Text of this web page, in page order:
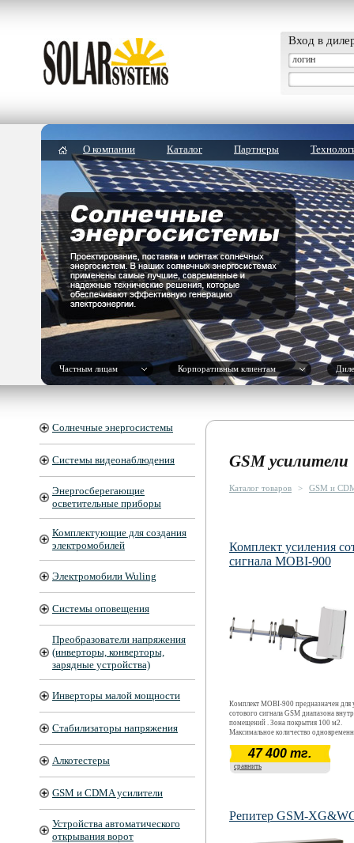
Вход в
О компании Каталог Партнеры
Частным лицам Корпоративным клиентам
Солнечные энергосистемы
Системы видеонаблюдения
Энергосберегающие
осветительные приборы
Комплектующие для создания
электромобилей
Электромобили Wuling
Системы оповещения
Преобразователи напряжения
(инверторы, конверторы,
зарядные устройства)
Инверторы малой мощности
Стабилизаторы напряжения
Алкотестеры
GSM и CDMA усилители
Устройства автоматического
открывания ворот
GSM усилители
Каталог товаров > GSM и
Комплект усиления
сигнала MOBI-900
Комплект MOBI-900 предназначен для
сотового сигнала GSM диапазона
помещений . Зона покрытия 100 м2.
Максимальное количество
(покрытия )- 6( шесть). Коэффициент
антенны >9,5 dBi. Коэффициент
усилителя > 40dB
47 400 тг.
сравнить
Репитер GSM-